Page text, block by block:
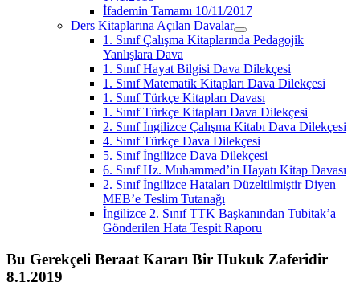
İfademin Tamamı 10/11/2017
Ders Kitaplarına Açılan Davalar
menüyü
aç
1. Sınıf Çalışma Kitaplarında Pedagojik
Yanlışlara Dava
1. Sınıf Hayat Bilgisi Dava Dilekçesi
1. Sınıf Matematik Kitapları Dava Dilekçesi
1. Sınıf Türkçe Kitapları Davası
1. Sınıf Türkçe Kitapları Dava Dilekçesi
2. Sınıf İngilizce Çalışma Kitabı Dava Dilekçesi
4. Sınıf Türkçe Dava Dilekçesi
5. Sınıf İngilizce Dava Dilekçesi
6. Sınıf Hz. Muhammed’in Hayatı Kitap Davası
2. Sınıf İngilizce Hataları Düzeltilmiştir Diyen
MEB’e Teslim Tutanağı
İngilizce 2. Sınıf TTK Başkanından Tubitak’a
Gönderilen Hata Tespit Raporu
Bu Gerekçeli Beraat Kararı Bir Hukuk Zaferidir
8.1.2019